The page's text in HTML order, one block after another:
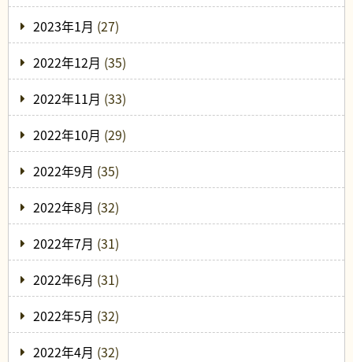
2023年1月 (27)
2022年12月 (35)
2022年11月 (33)
2022年10月 (29)
2022年9月 (35)
2022年8月 (32)
2022年7月 (31)
2022年6月 (31)
2022年5月 (32)
2022年4月 (32)